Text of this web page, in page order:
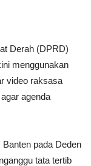
Derah (DPRD)
menggunakan
video raksasa
agenda
pada Deden
tata tertib